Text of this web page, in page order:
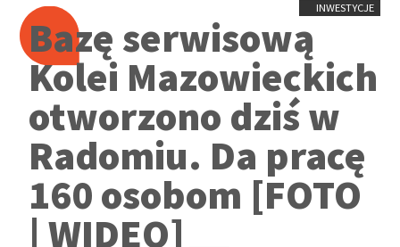
INWESTYCJE
Bazę serwisową
Kolei Mazowieckich
otworzono dziś w
Radomiu. Da pracę
160 osobom [FOTO
| WIDEO]